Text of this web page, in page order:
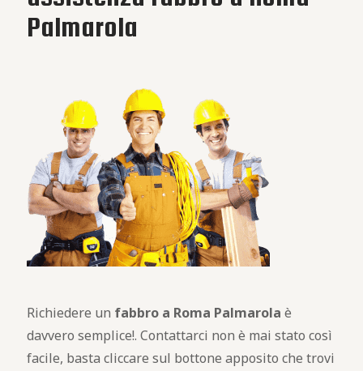
Palmarola
Richiedere un fabbro a Roma Palmarola è
davvero semplice!. Contattarci non è mai stato così
facile, basta cliccare sul bottone apposito che trovi